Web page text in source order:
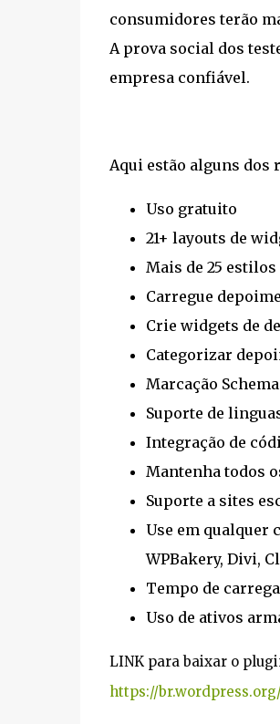
consumidores terão
A prova social dos
empresa confiável.
Aqui estão alguns
Uso gratuito
21+ layouts de
Mais de 25
Carregue
Crie widgets de
Categorizar
Marcação
Suporte de
Integração de
Mantenha todos
Suporte a sites
Use em qualquer
WPBakery, Divi,
Tempo de
Uso de ativos
https://